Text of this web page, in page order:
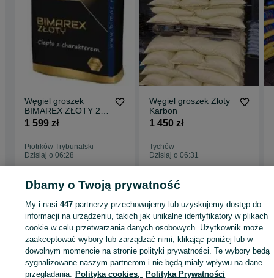
Węgiel groszek
BIMAREX ZŁOTY 27-
29 MJ/kg
1 599 zł
Piotrków Trybunalski
Dzisiaj o 06:28
Węgiel groszek Złoty
Karbon
1 450 zł
Tychów
Dzisiaj o 06:31
Węgiel - Rawa Mazowiecka
KATEGORIA
ID:984841796 Wyświetlenia:
Dbamy o Twoją prywatność
My i nasi447 partnerzy przechowujemy lub uzyskujemy dostęp do
informacji na urządzeniu, takich jak unikalne identyfikatory w plikach
cookie w celu przetwarzania danych osobowych. Użytkownik może
zaakceptować wybory lub zarządzać nimi, klikając poniżej lub w
dowolnym momencie na stronie polityki prywatności. Te wybory będą
sygnalizowane naszym partnerom i nie będą miały wpływu na dane
przeglądania. Polityka cookies, Polityka Prywatności